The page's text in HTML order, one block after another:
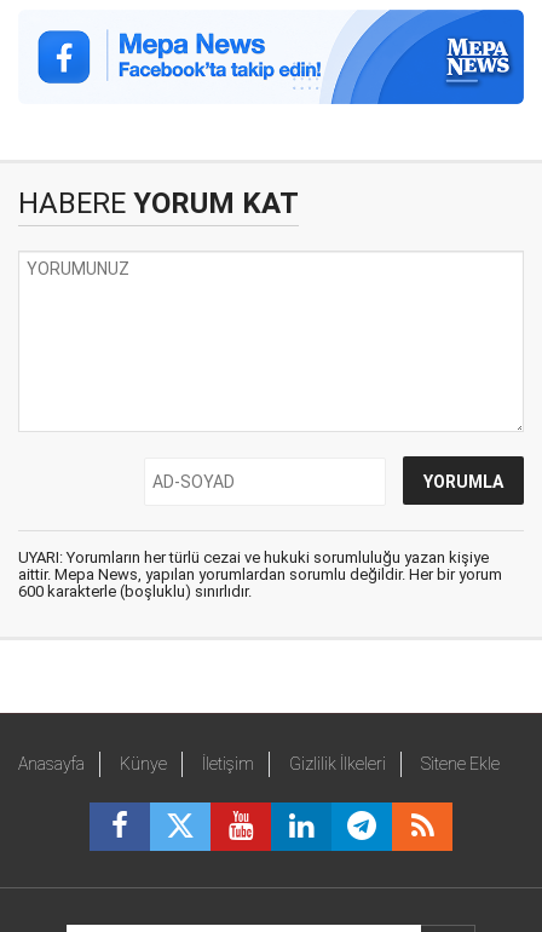
HABERE YORUM KAT
UYARI: Yorumların her türlü cezai ve hukuki sorumluluğu yazan kişiye
aittir. Mepa News, yapılan yorumlardan sorumlu değildir. Her bir yorum
600 karakterle (boşluklu) sınırlıdır.
Anasayfa Künye İletişim Gizlilik İlkeleri Sitene Ekle